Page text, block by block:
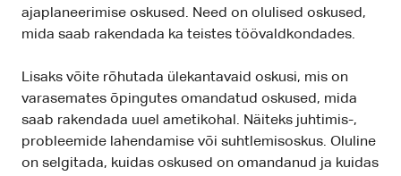
ajaplaneerimise oskused. Need on olulised oskused,
mida saab rakendada ka teistes töövaldkondades.
Lisaks võite rõhutada ülekantavaid oskusi, mis on
varasemates õpingutes omandatud oskused, mida
saab rakendada uuel ametikohal. Näiteks juhtimis-,
probleemide lahendamise või suhtlemisoskus. Oluline
on selgitada, kuidas oskused on omandanud ja kuidas